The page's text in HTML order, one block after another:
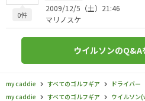
0件
2009/12/5（土）21:46
マリノスケ
ウイルソンのQ&A
my caddie すべてのゴルフギア ドライバー
my caddie
すべてのゴルフギア ウイルソン